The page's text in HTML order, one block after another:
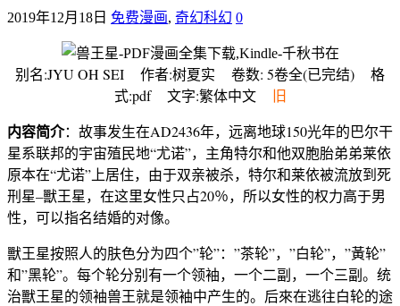
2019年12月18日 免费漫画, 奇幻科幻 0
别名:JYU OH SEI 作者:树夏实 卷数: 5卷全(已完结) 格
式:pdf 文字:繁体中文 旧
内容简介：故事发生在AD2436年，远离地球150光年的巴尔干
星系联邦的宇宙殖民地“尤诺”，主角特尔和他双胞胎弟弟莱依
原本在“尤诺”上居住，由于双亲被杀，特尔和莱依被流放到死
刑星–獸王星，在这里女性只占20％，所以女性的权力高于男
性，可以指名结婚的对像。
獸王星按照人的肤色分为四个”轮”：”茶轮”，”白轮”，”黃轮”
和”黑轮”。每个轮分别有一个领袖，一个二副，一个三副。统
治獸王星的领袖兽王就是领袖中产生的。后來在逃往白轮的途